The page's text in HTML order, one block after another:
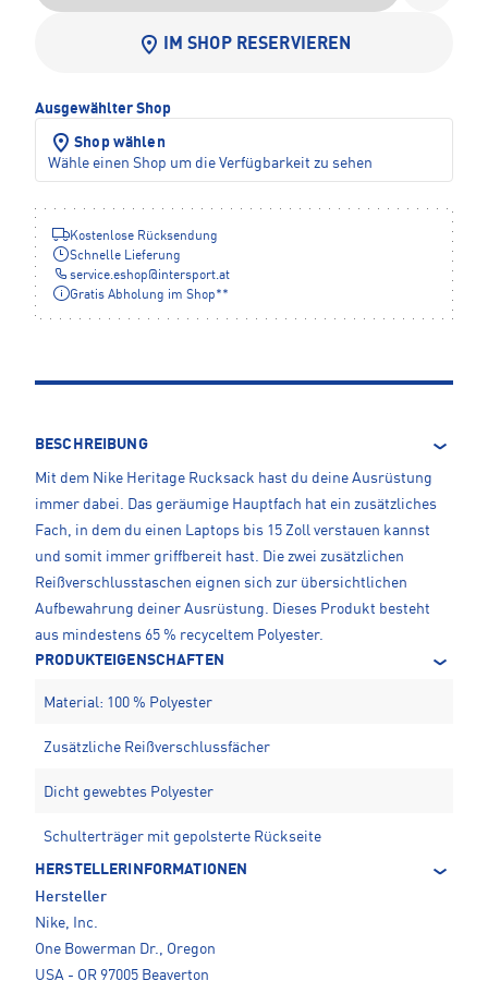
IM SHOP RESERVIEREN
Ausgewählter Shop
Shop wählen
Wähle einen Shop um die Verfügbarkeit zu sehen
Kostenlose Rücksendung
Schnelle Lieferung
service.eshop@ intersport.at
Gratis Abholung im Shop**
BESCHREIBUNG
Mit dem Nike Heritage Rucksack hast du deine Ausrüstung
immer dabei. Das geräumige Hauptfach hat ein zusätzliches
Fach, in dem du einen Laptops bis 15 Zoll verstauen kannst
und somit immer griffbereit hast. Die zwei zusätzlichen
Reißverschlusstaschen eignen sich zur übersichtlichen
Aufbewahrung deiner Ausrüstung. Dieses Produkt besteht
aus mindestens 65 % recyceltem Polyester.
PRODUKTEIGENSCHAFTEN
Material: 100 % Polyester
Zusätzliche Reißverschlussfächer
Dicht gewebtes Polyester
Schulterträger mit gepolsterte Rückseite
HERSTELLERINFORMATIONEN
Hersteller
Nike, Inc.
One Bowerman Dr., Oregon
USA - OR 97005 Beaverton